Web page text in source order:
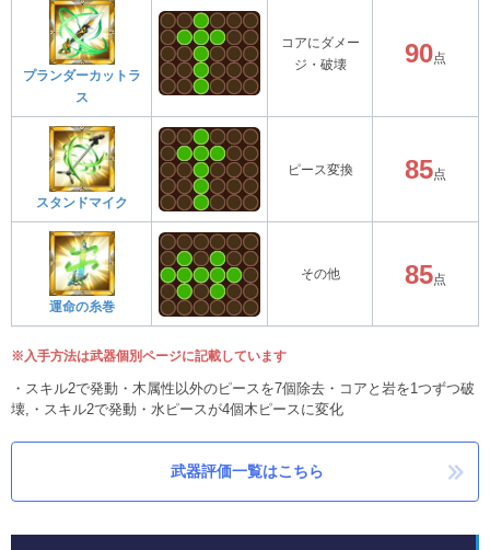
プランダーカットラ
ス
コアにダメー
ジ・破壊
90点
スタンドマイク
ピース変換 85点
運命の糸巻
その他 85点
※入手方法は武器個別ページに記載しています
・スキル2で発動・木属性以外のピースを7個除去・コアと岩を1つずつ破
壊,・スキル2で発動・水ピースが4個木ピースに変化
武器評価一覧はこちら